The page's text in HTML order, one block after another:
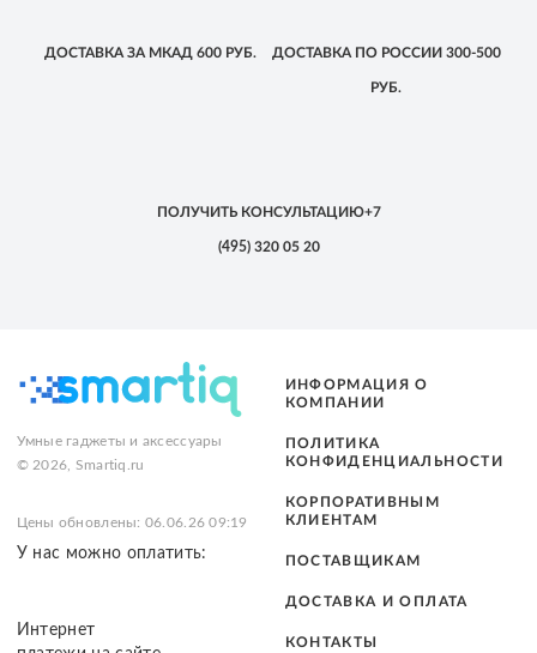
ДОСТАВКА ЗА МКАД 600 РУБ. ДОСТАВКАПО РОССИИ 300-500
РУБ.
ПОЛУЧИТЬ КОНСУЛЬТАЦИЮ+7
(495)320 05 20
Умные гаджеты и аксессуары
© 2026, Smartiq.ru
Цены обновлены: 06.06.26 09:19
У нас можно оплатить:
Интернет
ИНФОРМАЦИЯ О
КОМПАНИИ
ПОЛИТИКА
КОНФИДЕНЦИАЛЬНОСТИ
КОРПОРАТИВНЫМ
КЛИЕНТАМ
ПОСТАВЩИКАМ
ДОСТАВКА И ОПЛАТА
КОНТАКТЫ